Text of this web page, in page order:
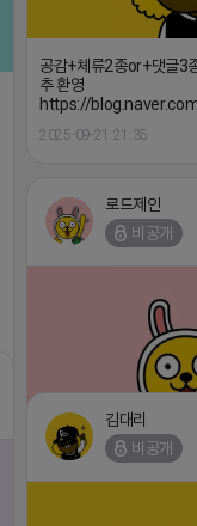
공감+체류2종or+댓글3
추 환영
https://
2025-09-21 21:35
로드제인
비공개
⛔️ 투자금 0원 부업 ➡️ 내
김대리
비공개